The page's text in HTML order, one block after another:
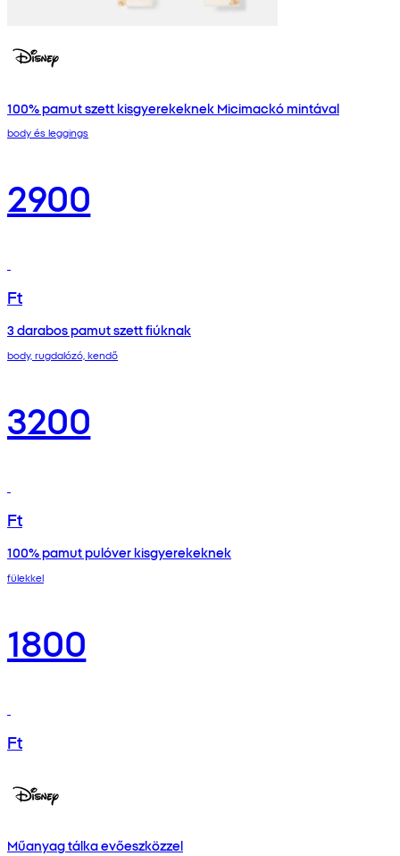
100% pamut szett kisgyerekeknek Micimackó mintával
body és leggings
2900
Ft
3 darabos pamut szett fiúknak
body, rugdalózó, kendő
3200
Ft
100% pamut pulóver kisgyerekeknek
fülekkel
1800
Ft
Műanyag tálka evőeszközzel